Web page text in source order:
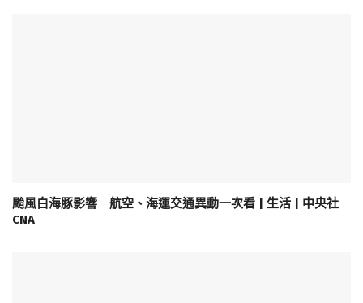
颱風白海豚影響 航空、海運交通異動一次看 | 生活 | 中央社
CNA